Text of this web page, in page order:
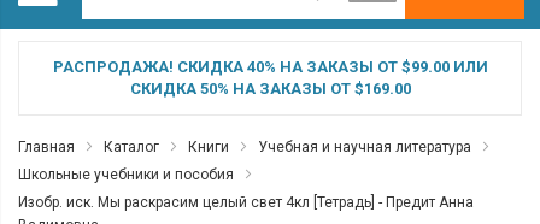
РАСПРОДАЖА! СКИДКА 40% НА ЗАКАЗЫ ОТ $99.00 ИЛИ
СКИДКА 50% НА ЗАКАЗЫ ОТ $169.00
Главная Каталог Книги
Учебная и научная литература
Школьные учебники и пособия
Изобр. иск. Мы раскрасим целый свет 4кл [Тетрадь] - Предит Анна